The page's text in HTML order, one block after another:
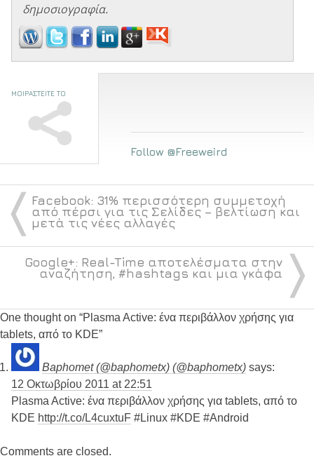
δημοσιογραφία.
ΜΟΙΡΑΣΤΕΙΤΕ ΤΟ
Follow @Freeweird
〈 Facebook: 31% περισσότερη συμμετοχή
από πέρσι για τις Σελίδες – βελτίωση και
μετά τις νέες αλλαγές
〉
Google+: Real-Time αποτελέσματα στην
αναζήτηση, #hashtags και μια γκάφα
One thought on “Plasma Active: ένα περιβάλλον χρήσης για
tablets, από το KDE”
Baphomet (@baphometx) (@baphometx) says:
12 Οκτωβρίου 2011 at 22:51
Plasma Active: ένα περιβάλλον χρήσης για tablets, από το
KDE http://t.co/L4cuxtuF #Linux #KDE #Android
Comments are closed.